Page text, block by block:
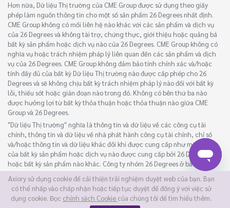
Hơn nữa, Dữ liệu Thị trường của CME Group được sử dụng theo giấy
phép làm nguồn thông tin cho một số sản phẩm 26 Degrees nhất định.
CME Group không có mối liên hệ nào khác với các sản phẩm và dịch vụ
của 26 Degrees và không tài trợ, chứng thực, giới thiệu hoặc quảng bá
bất kỳ sản phẩm hoặc dịch vụ nào của 26 Degrees. CME Group không có
nghĩa vụ hoặc trách nhiệm pháp lý liên quan đến các sản phẩm và dịch
vụ của 26 Degrees. CME Group không đảm bảo tính chính xác và/hoặc
tính đầy đủ của bất kỳ Dữ liệu Thị trường nào được cấp phép cho 26
Degrees và sẽ không chịu bất kỳ trách nhiệm pháp lý nào đối với bất kỳ
lỗi, thiếu sót hoặc gián đoạn nào trong đó. Không có bên thứ ba nào
được hưởng lợi từ bất kỳ thỏa thuận hoặc thỏa thuận nào giữa CME
Group và 26 Degrees.
"Dữ liệu Thị trường" nghĩa là thông tin và dữ liệu về các công cụ tài
chính, thông tin và dữ liệu về nhà phát hành công cụ tài chính, chỉ số
và/hoặc thông tin và dữ liệu khác đôi khi được cung cấp như một phần
của bất kỳ sản phẩm hoặc dịch vụ nào được cung cấp bởi 26 Degrees
hoặc bất kỳ sản phẩm nào khác. Công ty nhóm 26 Degrees ở bất kỳ tần
suất cập nhật nào.
©2026 Axiory Global Limited sở hữu và điều hành trang web này.
© AXIORY is a trade name of Axiory Global Ltd. All rights reserved
Axiory sử dụng cookie để cải thiện trải nghiệm duyệt web của bạn. Bạn
có thể nhấp vào chấp nhận hoặc tiếp tục duyệt để đồng ý với việc sử
dụng cookie. Đọc chính sách Cookie của chúng tôi để tìm hiểu thêm.